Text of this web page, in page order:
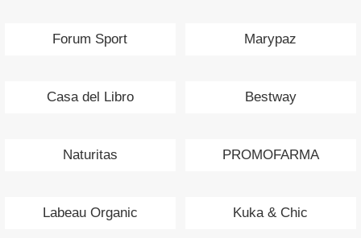
Forum Sport Marypaz
Casa del Libro Bestway
Naturitas PROMOFARMA
Labeau Organic Kuka & Chic